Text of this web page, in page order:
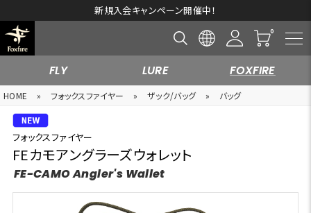
新規入会キャンペーン開催中！
FLY LURE FOXFIRE
HOME » フォックスファイヤー » ザック/バッグ » バッグ
フォックスファイヤー
FEカモアングラーズウォレット
FE-CAMO Angler's Wallet